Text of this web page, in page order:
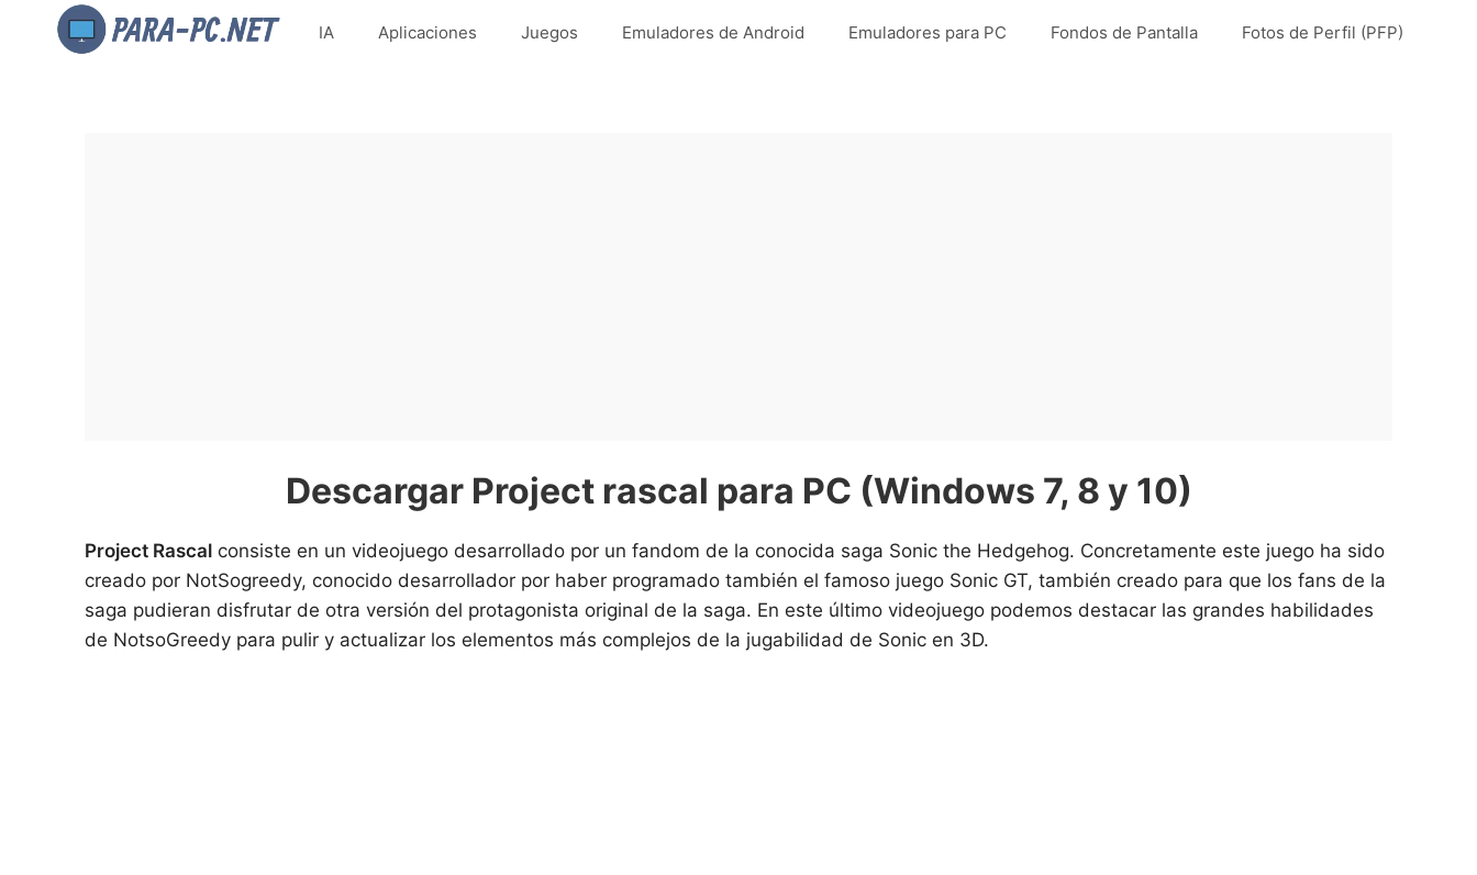
IA Aplicaciones Juegos Emuladores de Android Emuladores para PC Fondos de Pantalla Fotos de Perfil (PFP)
Descargar Project rascal para PC (Windows 7, 8 y 10)
Project Rascal consiste en un videojuego desarrollado por un fandom de la conocida saga Sonic the Hedgehog. Concretamente este juego ha sido
creado por NotSogreedy, conocido desarrollador por haber programado también el famoso juego Sonic GT, también creado para que los fans de la
saga pudieran disfrutar de otra versión del protagonista original de la saga. En este último videojuego podemos destacar las grandes habilidades
de NotsoGreedy para pulir y actualizar los elementos más complejos de la jugabilidad de Sonic en 3D.